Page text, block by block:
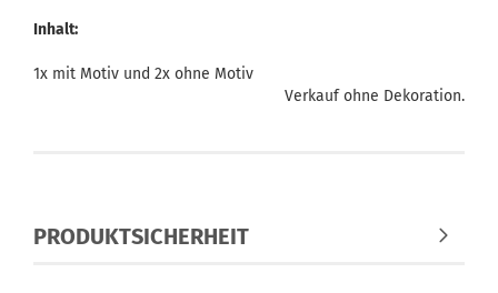
Inhalt:
1x mit Motiv und 2x ohne Motiv
Verkauf ohne Dekoration.
PRODUKTSICHERHEIT